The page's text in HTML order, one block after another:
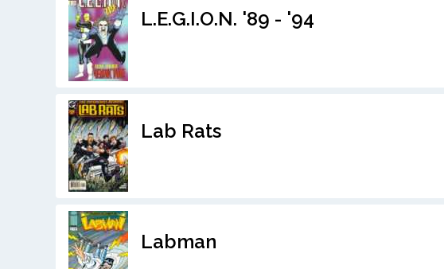
L.E.G.I.O.N. '89 - '94
Lab Rats
Labman